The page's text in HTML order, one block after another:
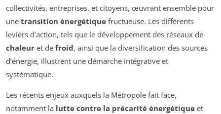
collectivités, entreprises, et citoyens, œuvrant ensemble pour
une transition énergétique fructueuse. Les différents
leviers d’action, tels que le développement des réseaux de
chaleur et de froid, ainsi que la diversification des sources
d’énergie, illustrent une démarche intégrative et
systématique.
Les récents enjeux auxquels la Métropole fait face,
notamment la lutte contre la précarité énergétique et